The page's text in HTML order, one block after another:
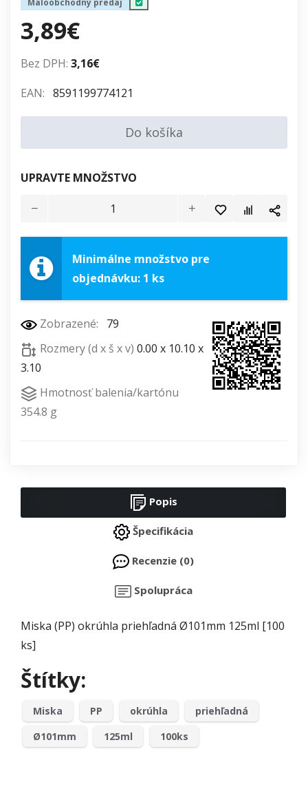
Maloobchodný predaj
3,89€
Bez DPH: 3,16€
EAN: 8591199774121
Do košíka
UPRAVTE MNOŽSTVO
Minimálne množstvo pre
objednávku: 1 ks
Zobrazené:
79
Rozmery (d x š x v) 0.00 x 10.10 x
3.10
Hmotnosť balenia/kartónu
354.8 g
Popis
Špecifikácia
Recenzie (0)
Spolupráca
Miska (PP) okrúhla priehľadná Ø101mm 125ml [100
ks]
Štítky:
Miska PP okrúhla
priehľadná
Ø101mm
125ml 100ks